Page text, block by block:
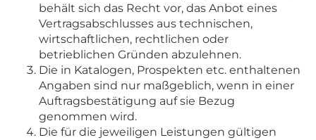
behält sich das Recht vor, das Anbot eines
Vertragsabschlusses aus technischen,
wirtschaftlichen, rechtlichen oder
betrieblichen Gründen abzulehnen.
Die in Katalogen, Prospekten etc. enthaltenen
Angaben sind nur maßgeblich, wenn in einer
Auftragsbestätigung auf sie Bezug
genommen wird.
Die für die jeweiligen Leistungen gültigen